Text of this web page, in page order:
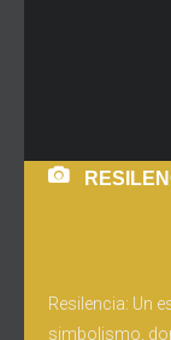
Resilencia: Un
simbolismo,